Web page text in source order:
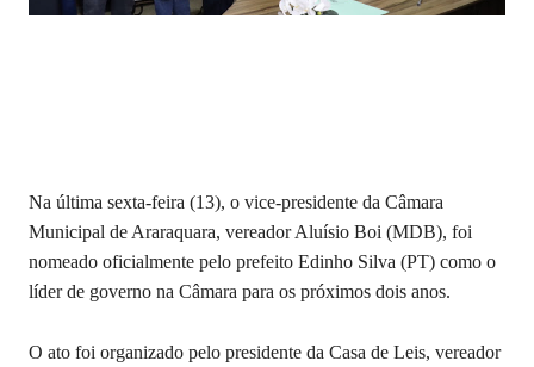
Na última sexta-feira (13), o vice-presidente da Câmara
Municipal de Araraquara, vereador Aluísio Boi (MDB), foi
nomeado oficialmente pelo prefeito Edinho Silva (PT) como o
líder de governo na Câmara para os próximos dois anos.
O ato foi organizado pelo presidente da Casa de Leis, vereador